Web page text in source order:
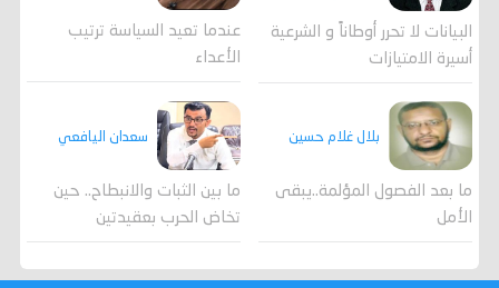
البيانات لا تحرر أوطاناً و الشرعية
أسيرة الامتيازات
عندما تعيد السياسة ترتيب
الأعداء
بلال غلام حسين
ما بعد الفصول المؤلمة..يبقى
الأمل
سعدان اليافعي
ما بين الثبات والانبطاح.. حين
تخاض الحرب بعقيدتين